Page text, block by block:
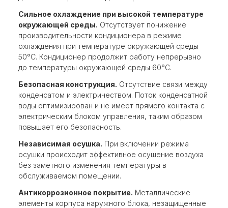
Сильное охлаждение при высокой температуре
окружающей среды. Отсутствует понижение
производительности кондиционера в режиме
охлаждения при температуре окружающей среды
50°С. Кондиционер продолжит работу непрерывно
до температуры окружающей среды 60°С.
Безопасная конструкция. Отсутствие связи между
конденсатом и электричеством. Поток конденсатной
воды оптимизирован и не имеет прямого контакта с
электрическим блоком управления, таким образом
повышает его безопасность.
Независимая осушка. При включении режима
осушки происходит эффективное осушение воздуха
без заметного изменения температуры в
обслуживаемом помещении.
Антикоррозионное покрытие. Металлические
элементы корпуса наружного блока, незащищенные